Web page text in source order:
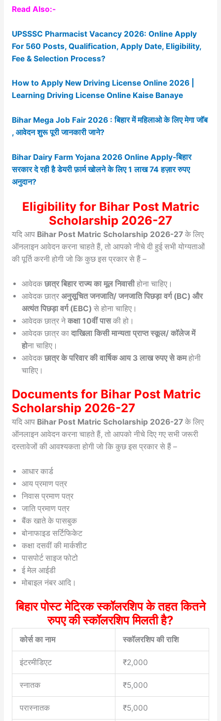
Read Also:-
UPSSSC Pharmacist Vacancy 2026: Online Apply
For 560 Posts, Qualification, Apply Date, Eligibility,
Fee & Selection Process?
How to Apply New Driving License Online 2026 |
Learning Driving License Online Kaise Banaye
Bihar Mega Job Fair 2026 : बिहार में महिलाओ के लिए मेगा जॉब
, आवेदन शुरू पूरी जानकारी जाने?
Bihar Dairy Farm Yojana 2026 Online Apply-बिहार
सरकार दे रही है डेयरी फ़ार्म खोलने के लिए 1 लाख 74 हज़ार रुपए
अनुदान?
Eligibility for Bihar Post Matric
Scholarship 2026-27
यदि आप Bihar Post Matric Scholarship 2026-27के लिए
ऑनलाइन आवेदन करना चाहते हैं, तो आपको नीचे दी हुई सभी योग्यताओं
की पूर्ति करनी होगी जो कि कुछ इस प्रकार से हैं –
आवेदक छात्र बिहार राज्य का मूल निवासीहोना चाहिए।
आवेदक छात्र अनुसूचित जनजाति/ जनजाति पिछड़ा वर्ग (BC) और
अत्यंत पिछड़ा वर्ग (EBC) से होना चाहिए।
आवेदक छात्र नेकक्षा 10वीं पासकी हो।
आवेदक छात्र का दाखिला किसी मान्यता प्राप्त स्कूल/ कॉलेज में
होना चाहिए।
आवेदक छात्र के परिवार की वार्षिक आय 3 लाख रुपए से कमहोनी
चाहिए।
Documents for Bihar Post Matric
Scholarship 2026-27
यदि आप Bihar Post Matric Scholarship 2026-27के लिए
ऑनलाइन आवेदन करना चाहते हैं, तो आपको नीचे दिए गए सभी जरूरी
दस्तावेजों की आवश्यकता होगी जो कि कुछ इस प्रकार से हैं –
आधार कार्ड
आय प्रमाण पत्र
निवास प्रमाण पत्र
जाति प्रमाण पत्र
बैंक खाते के पासबुक
बोनाफाइड सर्टिफिकेट
कक्षा दसवीं की मार्कशीट
पासपोर्ट साइज फोटो
ई मेल आईडी
मोबाइल नंबर आदि।
बिहार पोस्ट मेट्रिक स्कॉलरशिप के तहत कितने
रुपए की स्कॉलरशिप मिलती है?
कोर्स का नाम स्कॉलरशिप की राशि
इंटरमीडिएट ₹2,000
स्नातक ₹5,000
परास्नातक ₹5,000